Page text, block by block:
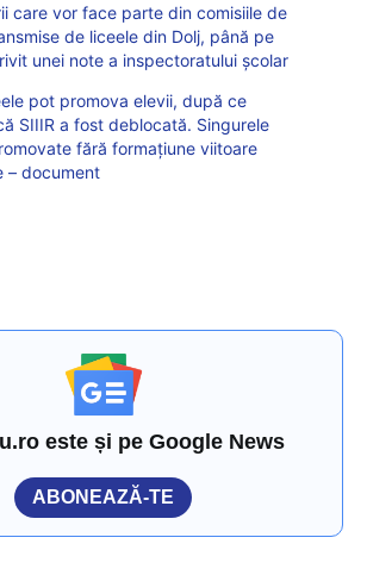
care vor face parte din comisiile de
de liceele din Dolj, până pe
unei note a inspectoratului școlar
pot promova elevii, după ce
SIIIR a fost deblocată. Singurele
fără formațiune viitoare
– document
este și pe Google News
ABONEAZĂ-TE